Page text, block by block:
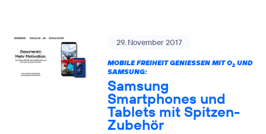
29. November 2017
MOBILE FREIHEIT GENIESSEN MIT O 2UND
SAMSUNG:
Samsung
Smartphones und
Tablets mit Spitzen-
Zubehör